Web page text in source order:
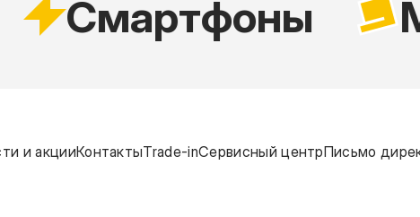
Cмартфоны
и акцииКонтактыTrade-inСервисный центрПисьмо